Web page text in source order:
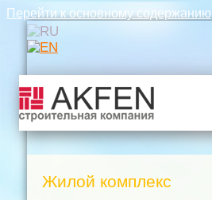
Перейти к основному содержанию
Жилой комплекс